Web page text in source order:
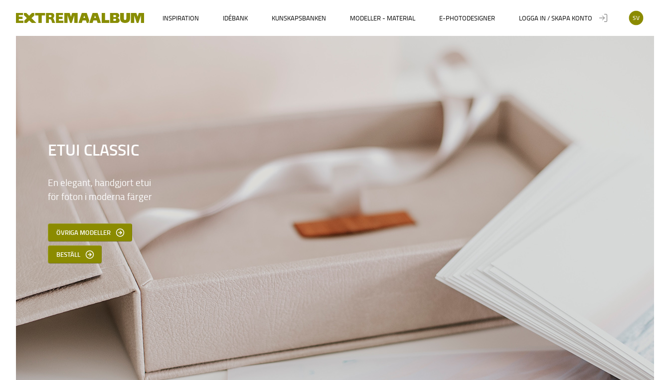
SV
INSPIRATION IDÉBANK KUNSKAPSBANKEN MODELLER - MATERIAL E-PHOTODESIGNER LOGGA IN / SKAPA KONTO
ETUI CLASSIC
En elegant, handgjort etui
för foton i moderna färger
ÖVRIGA MODELLER
BESTÄLL